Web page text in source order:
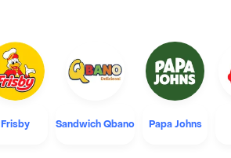
Frisby Sandwich Qbano Papa Johns